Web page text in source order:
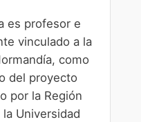
es profesor e
vinculado a la
como
del proyecto
por la Región
Universidad